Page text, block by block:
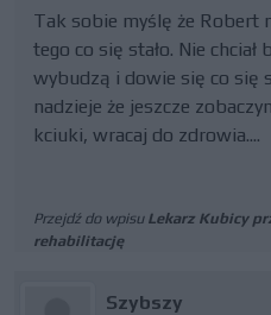
Tak sobie myślę że Robert
tego co się stało. Nie
wybudzą i dowie się co się
nadzieje że jeszcze
kciuki, wracaj do zdrowia....
Przejdź do wpisu Lekarz Kubicy
rehabilitację
Szybszy